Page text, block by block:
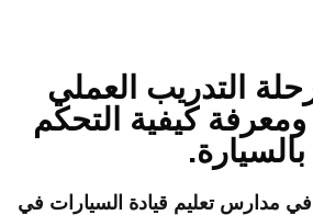
التدريب العملي
كيفية التحكم
بالسيارة.
في مدارس تعليم قيادة السيارات في